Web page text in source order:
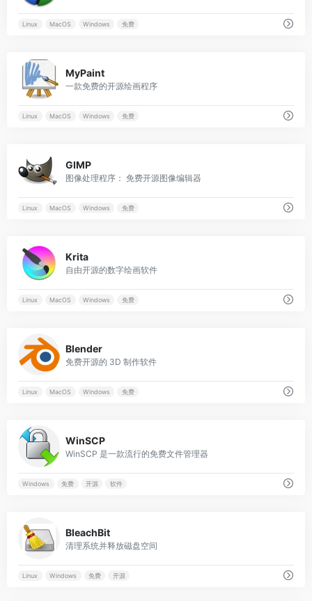
Linux MacOS Windows 免费
MyPaint
一款免费的开源绘画程序
Linux MacOS Windows 免费
GIMP
图像处理程序： 免费开源图像编辑器
Linux MacOS Windows 免费
Krita
自由开源的数字绘画软件
Linux MacOS Windows 免费
Blender
免费开源的 3D 制作软件
Linux MacOS Windows 免费
WinSCP
WinSCP 是一款流行的免费文件管理器
Windows 免费 开源 软件
BleachBit
清理系统并释放磁盘空间
Linux Windows 免费 开源